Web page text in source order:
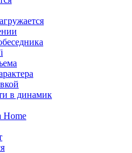
в динамик
Home